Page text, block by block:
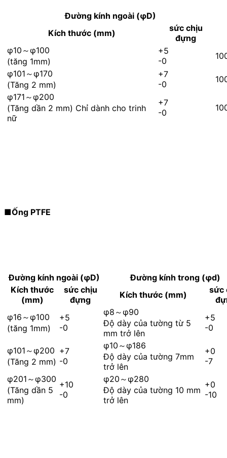
Đường kính ngoài (φD)
Kích thước (mm)
sức chịu
đựng
φ10～φ100
(tăng 1mm)
+5
-0
φ101～φ170
(Tăng 2 mm)
+7
-0
φ171～φ200
(Tăng dần 2 mm) Chỉ dành cho trinh
nữ
+7
-0
■Ống PTFE
Đường kính ngoài (φD)
Đường kính trong (φd)
Kích thước
(mm)
sức chịu
đựng
Kích thước (mm)
sức
φ16～φ100
(tăng 1mm)
+5
-0
φ8～φ90
Độ dày của tường từ 5
mm trở lên
+5
-0
φ101～φ200
(Tăng 2 mm)
+7
-0
φ10～φ186
Độ dày của tường 7mm
trở lên
+0
-7
φ201～φ300
(Tăng dần 5
mm)
+10
-0
φ20～φ280
Độ dày của tường 10 mm
trở lên
+0
-10